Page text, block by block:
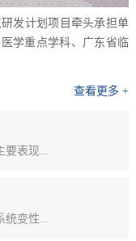
发计划项目牵头承担单
学重点学科、广东省临
查看更多 +
表现...
变性...